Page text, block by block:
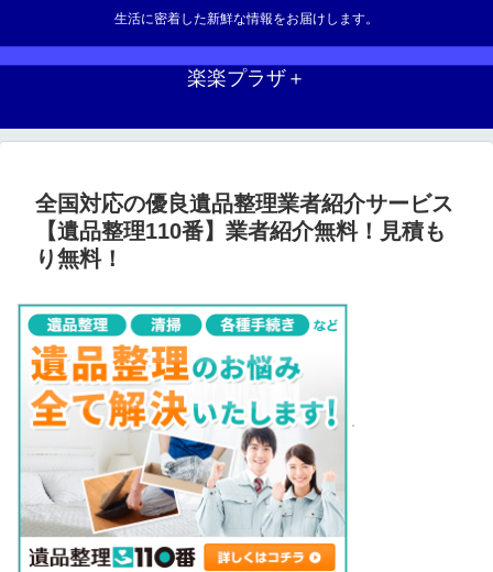
生活に密着した新鮮な情報をお届けします。
楽楽プラザ＋
全国対応の優良遺品整理業者紹介サービス
【遺品整理110番】業者紹介無料！見積も
り無料！